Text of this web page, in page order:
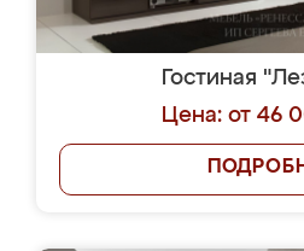
Гостиная
Цена: от 46